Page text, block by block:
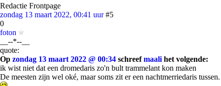
Redactie Frontpage
zondag 13 maart 2022, 00:41 uur #5
0
foton
__--*--__
quote:
Op zondag 13 maart 2022 @ 00:34 schreefmaali het volgende:
ik wist niet dat een dromedaris zo'n bult trammelant kon maken
De meesten zijn wel oké, maar soms zit er een nachtmerriedaris tussen.